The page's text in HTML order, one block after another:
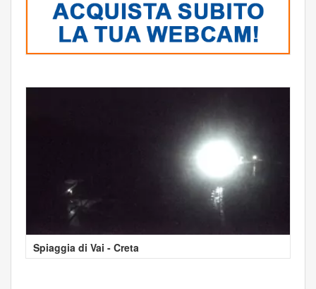
Spiaggia di Vai - Creta